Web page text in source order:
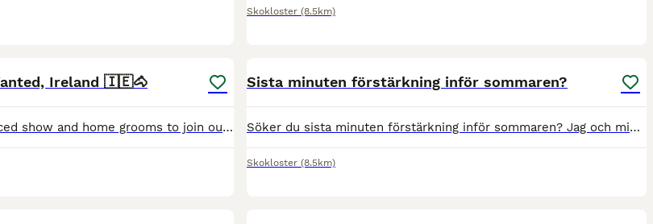
Skokloster (8.5km)
Ireland 🇮🇪🐴
We are looking for experienced show and home grooms to join our competition yard in Ireland. The role includes daily horse care, stable management, grooming, feeding, turnout, mucking out, and prepari
Sista minuten förstärkning inför sommaren?
Söker du sista minuten förstärkning inför sommaren? Jag och min vännina Elin på 20 och 18 år söker nu en plats vi kan spendera sommaren på. Vi utgår från Stockholm / Uppsala området men är flexibla
Skokloster (8.5km)